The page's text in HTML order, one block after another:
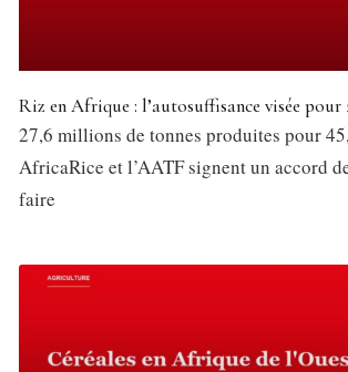
Riz en Afrique : l’autosuffisance visée pour
27,6 millions de tonnes produites pour
AfricaRice et l’AATF signent un accord
faire